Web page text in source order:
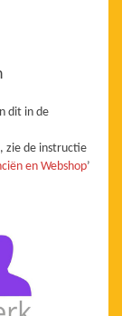
dit in de
zie de instructie
en Webshop’